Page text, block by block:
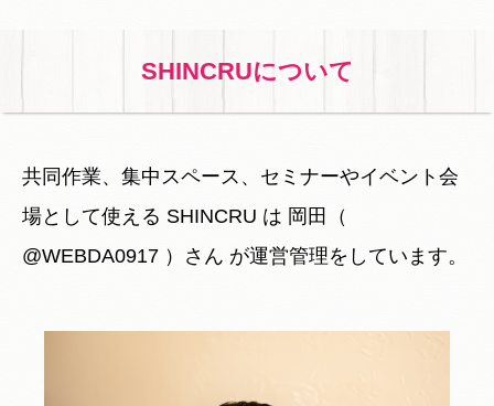
SHINCRUについて
共同作業、集中スペース、セミナーやイベント会
場として使える SHINCRU は 岡田（
@WEBDA0917 ）さん が運営管理をしています。